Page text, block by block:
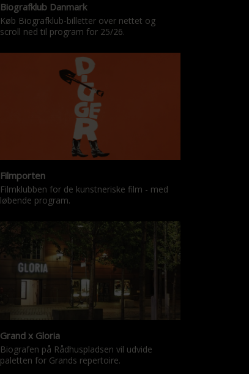
Biografklub Danmark
Køb Biografklub-billetter over nettet og
scroll ned til program for 25/26.
Filmporten
Filmklubben for de kunstneriske film - med
løbende program.
Grand x Gloria
Biografen på Rådhuspladsen vil udvide
paletten for Grands repertoire.